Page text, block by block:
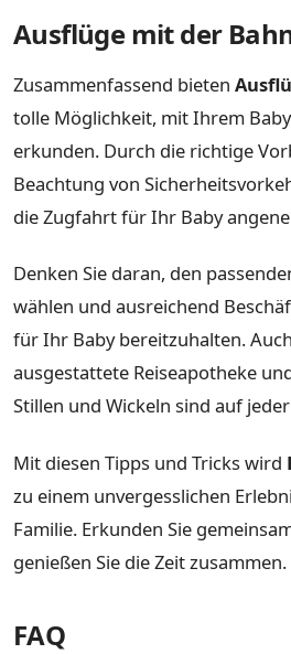
Ausflüge mit der
Zusammenfassend bieten
tolle Möglichkeit, mit Ihrem
erkunden. Durch die richtige
Beachtung von
die Zugfahrt für Ihr Baby
Denken Sie daran, den
wählen und ausreichend
für Ihr Baby bereitzuhalten.
ausgestattete Reiseapotheke
Stillen und Wickeln sind auf
Mit diesen Tipps und Tricks wird
zu einem unvergesslichen
Familie. Erkunden Sie
genießen Sie die Zeit zusammen.
FAQ